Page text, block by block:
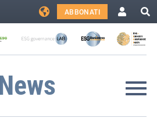
ABBONATI